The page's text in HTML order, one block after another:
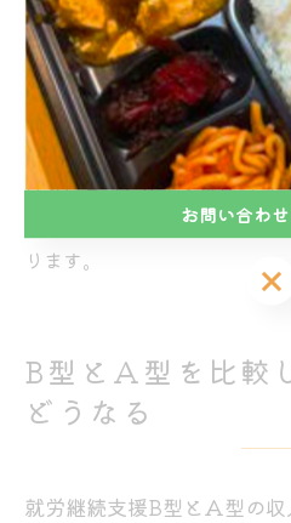
限定的だったり受注が不安定
すいです。大阪市平野区喜連
内容と報酬体系に差がある
態を確認することが大切です
自分に合った作業を選びつつ
環境を重視することが、B型
ります。
B型とA型を比較
どうなる
就労継続支援B型とA型の
お問い合わ
お問い合わ